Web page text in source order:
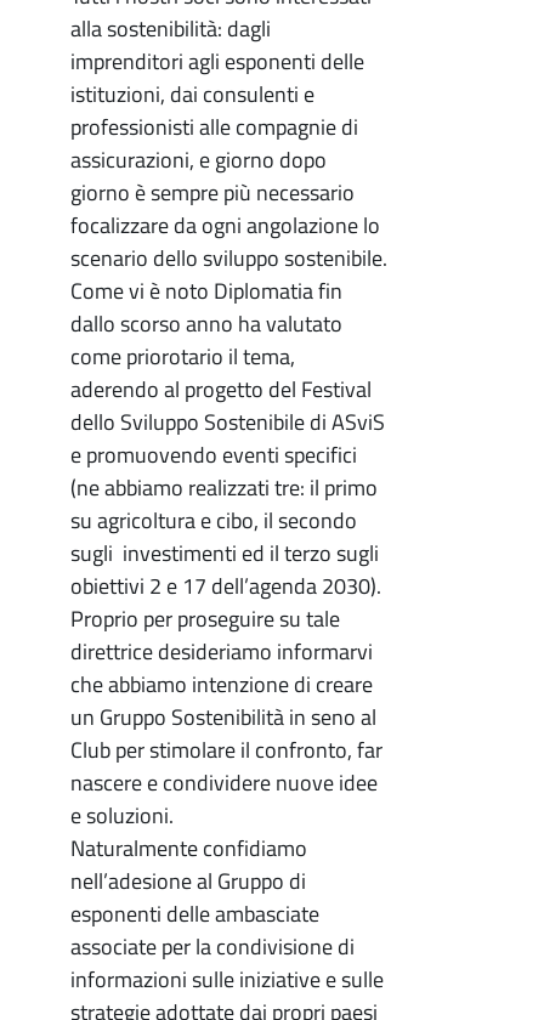
alla sostenibilità: dagli
imprenditori agli esponenti delle
istituzioni, dai consulenti e
professionisti alle compagnie di
assicurazioni, e giorno dopo
giorno è sempre più necessario
focalizzare da ogni angolazione lo
scenario dello sviluppo sostenibile.
Come vi è noto Diplomatia fin
dallo scorso anno ha valutato
come priorotario il tema,
aderendo al progetto del Festival
dello Sviluppo Sostenibile di ASviS
e promuovendo eventi specifici
(ne abbiamo realizzati tre: il primo
su agricoltura e cibo, il secondo
sugli investimenti ed il terzo sugli
obiettivi 2 e 17 dell’agenda 2030).
Proprio per proseguire su tale
direttrice desideriamo informarvi
che abbiamo intenzione di creare
un Gruppo Sostenibilità in seno al
Club per stimolare il confronto, far
nascere e condividere nuove idee
e soluzioni.
Naturalmente confidiamo
nell’adesione al Gruppo di
esponenti delle ambasciate
associate per la condivisione di
informazioni sulle iniziative e sulle
strategie adottate dai propri paesi